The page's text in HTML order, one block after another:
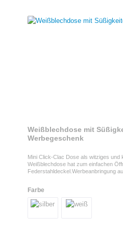
Weißblechdose mit
Werbegeschenk
Mini Click-Clac Dose als witziges und
Weißblechdose hat zum einfachen
Federstahldeckel.Werbeanbringung
weiß. Egal wie, mit Ihrem Motiv wird
Werbeträger und eignet sich
Farbe